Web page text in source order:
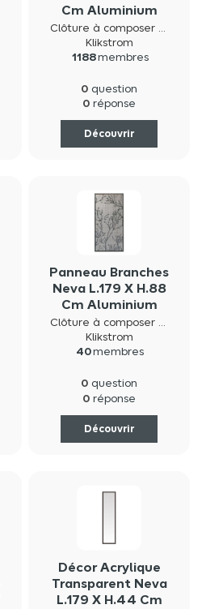
Cm Aluminium
Anthracite
Clôture à composer neva composite
Klikstrom
1188membres
0 question
0 réponse
Découvrir
Panneau Branches
Neva L.179 X H.88
Cm Aluminium
Anthracite
Clôture à composer neva composite
Klikstrom
40membres
0 question
0 réponse
Découvrir
Décor Acrylique
Transparent Neva
L.179 X H.44 Cm